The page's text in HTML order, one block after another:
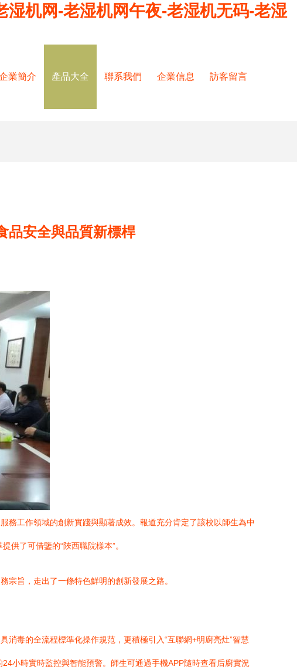
机网-老湿机网午夜-老湿机无码-老湿
業簡介 產品大全 聯系我們 企業信息 訪客留言
品安全與品質新標桿
務工作領域的創新實踐與顯著成效。報道充分肯定了該校以師生為中
供了可借鑒的“陜西職院樣本”。
宗旨，走出了一條特色鮮明的創新發展之路。
消毒的全流程標準化操作規范，更積極引入“互聯網+明廚亮灶”智慧
小時實時監控與智能預警。師生可通過手機APP隨時查看后廚實況